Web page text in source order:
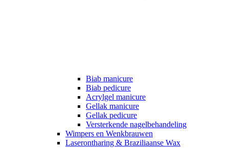
Biab manicure
Biab pedicure
Acrylgel manicure
Gellak manicure
Gellak pedicure
Versterkende nagelbehandeling
Wimpers en Wenkbrauwen
Laserontharing & Braziliaanse Wax